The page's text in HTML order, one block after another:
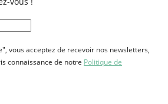
vous acceptez de recevoir nos newsletters,
connaissance de notre Politique de